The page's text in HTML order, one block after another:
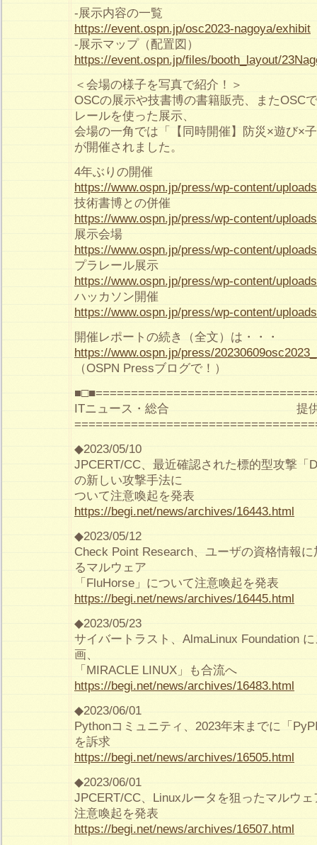
-展示内容の一覧
https://event.ospn.jp/osc2023-nagoya/exhibit
-展示マップ（配置図）
https://event.ospn.jp/files/booth_layout/
＜会場の様子を写真で紹介！＞
OSCの展示や技書博の書籍販売、またOSC
レールを使った展示、
会場の一角では「【同時開催】防災×遊び×
が開催されました。
4年ぶりの開催
https://www.ospn.jp/press/wp-content/
技術書博との併催
https://www.ospn.jp/press/wp-content/
展示会場
https://www.ospn.jp/press/wp-content/
プラレール展示
https://www.ospn.jp/press/wp-content/
ハッカソン開催
https://www.ospn.jp/press/wp-content/
開催レポートの続き（全文）は・・・
https://www.ospn.jp/press/
（OSPN Pressブログで！）
ITニュース・総合 提供：
◆2023/05/10
JPCERT/CC、最近確認された標的型攻撃「
の新しい攻撃手法に
ついて注意喚起を発表
https://begi.net/news/archives/16443.html
◆2023/05/12
Check Point Research、ユーザの資格情報
るマルウェア
「FluHorse」について注意喚起を発表
https://begi.net/news/archives/16445.html
◆2023/05/23
サイバートラスト、AlmaLinux Foundation
画、
「MIRACLE LINUX」も合流へ
https://begi.net/news/archives/16483.html
◆2023/06/01
Pythonコミュニティ、2023年末までに「
を訴求
https://begi.net/news/archives/16505.html
◆2023/06/01
JPCERT/CC、Linuxルータを狙ったマルウ
注意喚起を発表
https://begi.net/news/archives/16507.html